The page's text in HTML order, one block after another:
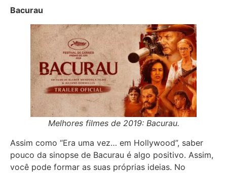
Bacurau
Melhores filmes de 2019: Bacurau.
Assim como “Era uma vez… em Hollywood”, saber
pouco da sinopse de Bacurau é algo positivo. Assim,
você pode formar as suas próprias ideias. No